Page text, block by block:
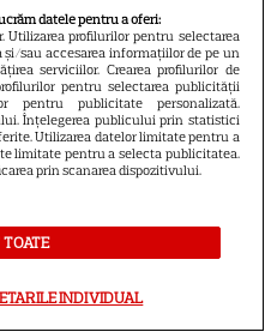
49 din 2 august 2026.
extrase duminică
vinetele la bloc, fără
datele pentru a oferi:
Utilizarea profilurilor pentru selectarea
sau accesarea informațiilor de pe un
serviciilor. Crearea profilurilor de
pentru selectarea publicității
pentru publicitate personalizată.
Înțelegerea publicului prin statistici
Utilizarea datelor limitate pentru a
limitate pentru a selecta publicitatea.
prin scanarea dispozitivului.
INDIVIDUAL